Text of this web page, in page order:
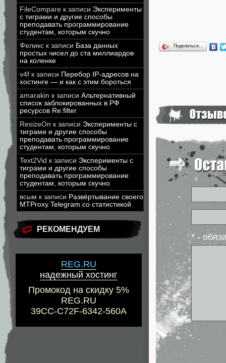
FileCompare к записи Эксперименты
с тиграми и другие способы
преподавать программирование
студентам, которым скучно
Феликс к записи База данных
простых чисел до ста миллиардов
на коленке
v4f к записи Перебор IP-адресов на
хостинге — и как с этим бороться
amarakin к записи Альтернативный
список заблокированных в РФ
ресурсов Re:filter
ResizeOn к записи Эксперименты с
тиграми и другие способы
преподавать программирование
студентам, которым скучно
Text2Vid к записи Эксперименты с
тиграми и другие способы
преподавать программирование
студентам, которым скучно
всым к записи Развёртывание своего
MTProxy Telegram со статистикой
РЕКОМЕНДУЕМ
REG.RU
надежный хостинг
Промокод на скидку 5%
REG.RU
39CC-C72F-6342-560A
Поделиться…
* -